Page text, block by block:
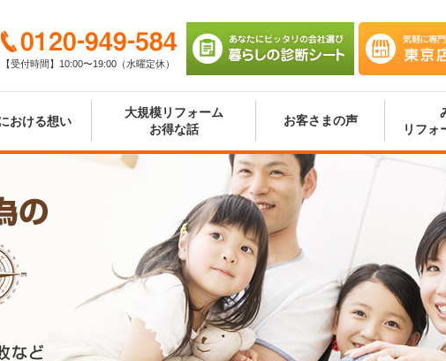
店舗案内
び 暮らしの診断シート
0120-949-584
【受付時間】10:00〜19:00（水曜定休）
おける想い
大規模リフォーム
お得な話
お客さまの声
リフォ